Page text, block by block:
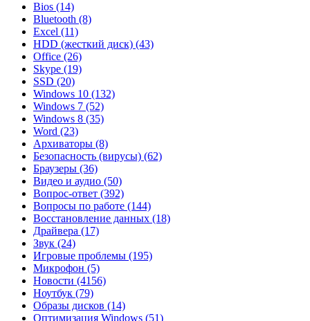
Bios (14)
Bluetooth (8)
Excel (11)
HDD (жесткий диск) (43)
Office (26)
Skype (19)
SSD (20)
Windows 10 (132)
Windows 7 (52)
Windows 8 (35)
Word (23)
Архиваторы (8)
Безопасность (вирусы) (62)
Браузеры (36)
Видео и аудио (50)
Вопрос-ответ (392)
Вопросы по работе (144)
Восстановление данных (18)
Драйвера (17)
Звук (24)
Игровые проблемы (195)
Микрофон (5)
Новости (4156)
Ноутбук (79)
Образы дисков (14)
Оптимизация Windows (51)